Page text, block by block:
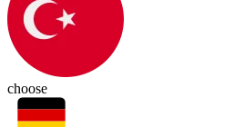
choose